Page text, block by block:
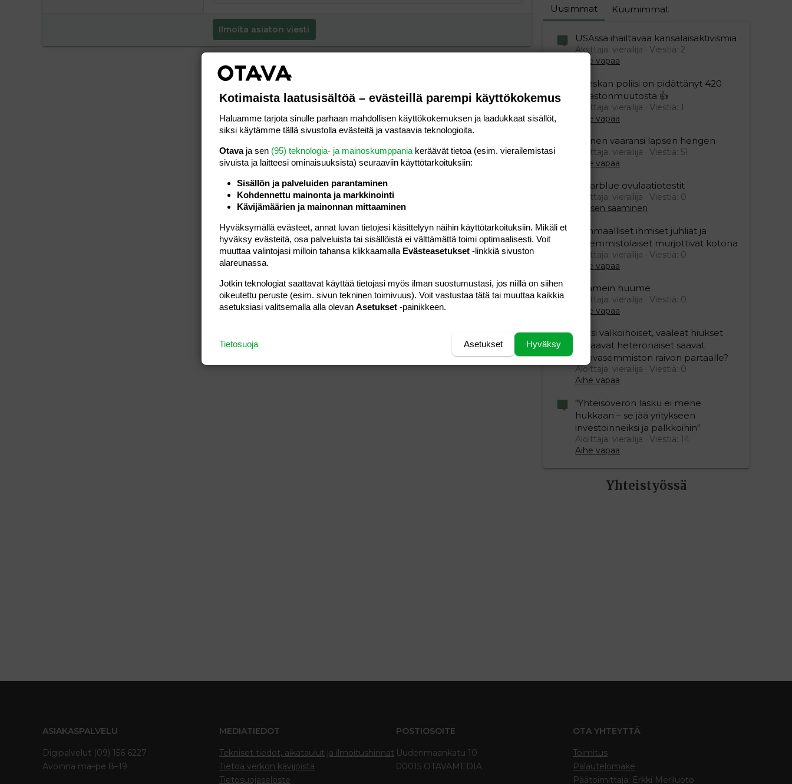
Ilmoita asiaton viesti
Uusimmat Kuumimmat
USAssa ihailtavaa kansalaisaktivismia
Aloittaja: vierailija
Viestiä: 2
Aihe vapaa
Ranskan poliisi on pidättänyt 420
ilmastonmuutosta 👍
Aloittaja: vierailija
Viestiä: 1
Aihe vapaa
Nainen vaaransi lapsen hengen
Aloittaja: vierailija
Viestiä: 51
Aihe vapaa
Clearblue ovulaatiotestit
Aloittaja: vierailija
Viestiä: 0
Lapsen saaminen
Isänmaalliset ihmiset juhliat ja
vasemmistolaiset murjottivat kotona
Aloittaja: vierailija
Viestiä: 0
Aihe vapaa
Kaamein huume
Aloittaja: vierailija
Viestiä: 0
Aihe vapaa
Miksi valkoihoiset, vaaleat hiukset
omaavat heteronaiset saavat
vihavasemmiston raivon partaalle?
Aloittaja: vierailija
Viestiä: 0
Aihe vapaa
"Yhteisöveron lasku ei mene
hukkaan – se jää yritykseen
investoinneiksi ja palkkoihin"
Aloittaja: vierailija
Viestiä: 14
Aihe vapaa
Yhteistyössä
ASIAKASPALVELU
Digipalvelut (09) 156 6227
Avoinna ma–pe 8–19
MEDIATIEDOT
Tekniset tiedot, aikataulut ja ilmoitushinnat
Tietoa verkon kävijöistä
Tietosuojaseloste
POSTIOSOITE
Uudenmaankatu 10
00015 OTAVAMEDIA
OTA YHTEYTTÄ
Toimitus
Palautelomake
Päätoimittaja: Erkki Meriluoto
Kotimaista laatusisältöä – evästeillä parempi käyttökokemus
Haluamme tarjota sinulle parhaan mahdollisen käyttökokemuksen ja laadukkaat sisällöt,
siksi käytämme tällä sivustolla evästeitä ja vastaavia teknologioita.
Otavaja sen (95) teknologia- ja mainoskumppania keräävät tietoa (esim. vierailemis­tasi
sivuista ja laitteesi ominaisuuk­sista) seuraaviin käyttötarkoituksiin:
Sisällön ja palveluiden parantaminen
Kohdennettu mainonta ja markkinointi
Kävijämäärien ja mainonnan mittaaminen
Hyväksymällä evästeet, annat luvan tietojesi käsittelyyn näihin käyttötarkoituksiin. Mikäli et
hyväksy evästeitä, osa palveluista tai sisällöistä ei välttämättä toimi optimaalisesti. Voit
muuttaa valintojasi milloin tahansa klikkaamalla Evästeasetukset -linkkiä sivuston
alareunassa.
Jotkin teknologiat saattavat käyttää tietojasi myös ilman suostumustasi, jos niillä on siihen
oikeutettu peruste (esim. sivun tekninen toimivuus). Voit vastustaa tätä tai muuttaa kaikkia
asetuksiasi valitsemalla alla olevan Asetukset -painikkeen.
Hyväksy
Asetukset
Tietosuoja